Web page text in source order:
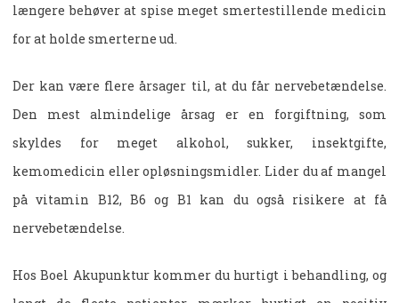
længere behøver at spise meget smertestillende medicin
for at holde smerterne ud.
Der kan være flere årsager til, at du får nervebetændelse.
Den mest almindelige årsag er en forgiftning, som
skyldes for meget alkohol, sukker, insektgifte,
kemomedicin eller opløsningsmidler. Lider du af mangel
på vitamin B12, B6 og B1 kan du også risikere at få
nervebetændelse.
Hos Boel Akupunktur kommer du hurtigt i behandling, og